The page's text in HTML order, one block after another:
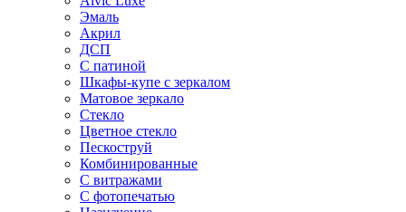
Эмаль
Акрил
ДСП
С патиной
Шкафы-купе с зеркалом
Матовое зеркало
Стекло
Цветное стекло
Пескоструй
Комбинированные
С витражами
С фотопечатью